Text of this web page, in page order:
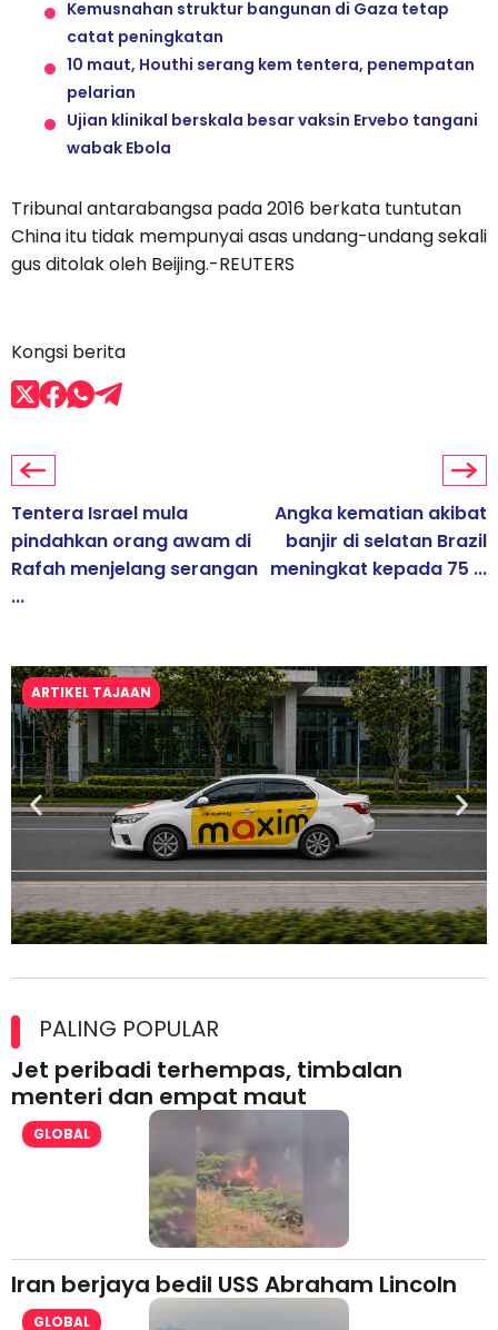
Kemusnahan struktur bangunan di Gaza tetap
catat peningkatan
10 maut, Houthi serang kem tentera, penempatan
pelarian
Ujian klinikal berskala besar vaksin Ervebo tangani
wabak Ebola
Tribunal antarabangsa pada 2016 berkata tuntutan
China itu tidak mempunyai asas undang-undang sekali
gus ditolak oleh Beijing.-REUTERS
Kongsi berita
Tentera Israel mula
pindahkan orang awam di
Rafah menjelang serangan
...
Angka kematian akibat
banjir di selatan Brazil
meningkat kepada 75 ...
ARTIKEL TAJAAN
lesen separuh pertama 2026
PALING POPULAR
Jet peribadi terhempas, timbalan
menteri dan empat maut
GLOBAL
Iran berjaya bedil USS Abraham Lincoln
GLOBAL